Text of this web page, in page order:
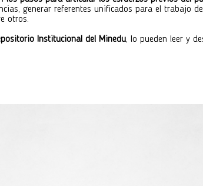
generar referentes unificados para el trabajo
otros.
Institucional del Minedu, lo pueden leer y